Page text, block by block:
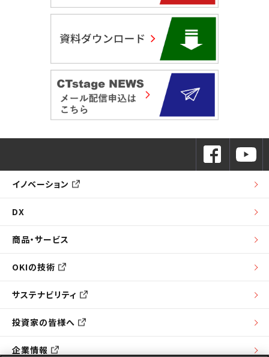
イノベーション
DX
商品・サービス
OKIの技術
サステナビリティ
投資家の皆様へ
企業情報